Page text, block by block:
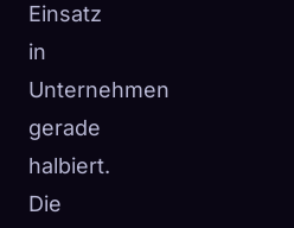
Einsatz
in
Unternehmen
gerade
halbiert.
Die